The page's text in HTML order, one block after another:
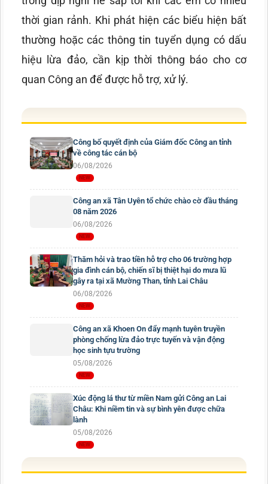
thời gian rảnh. Khi phát hiện các biểu hiện bất
thường hoặc các thông tin tuyển dụng có dấu
hiệu lừa đảo, cần kịp thời thông báo cho cơ
quan Công an để được hỗ trợ, xử lý.
Công bố quyết định của Giám đốc Công an tỉnh
về công tác cán bộ
06/08/2026
Công an xã Tân Uyên tổ chức chào cờ đầu tháng
08 năm 2026
06/08/2026
Thăm hỏi và trao tiền hỗ trợ cho 06 trường hợp
gia đình cán bộ, chiến sĩ bị thiệt hại do mưa lũ
gây ra tại xã Mường Than, tỉnh Lai Châu
06/08/2026
Công an xã Khoen On đẩy mạnh tuyên truyền
phòng chống lừa đảo trực tuyến và vận động
học sinh tựu trường
05/08/2026
Xúc động lá thư từ miền Nam gửi Công an Lai
Châu: Khi niềm tin và sự bình yên được chữa
lành
05/08/2026